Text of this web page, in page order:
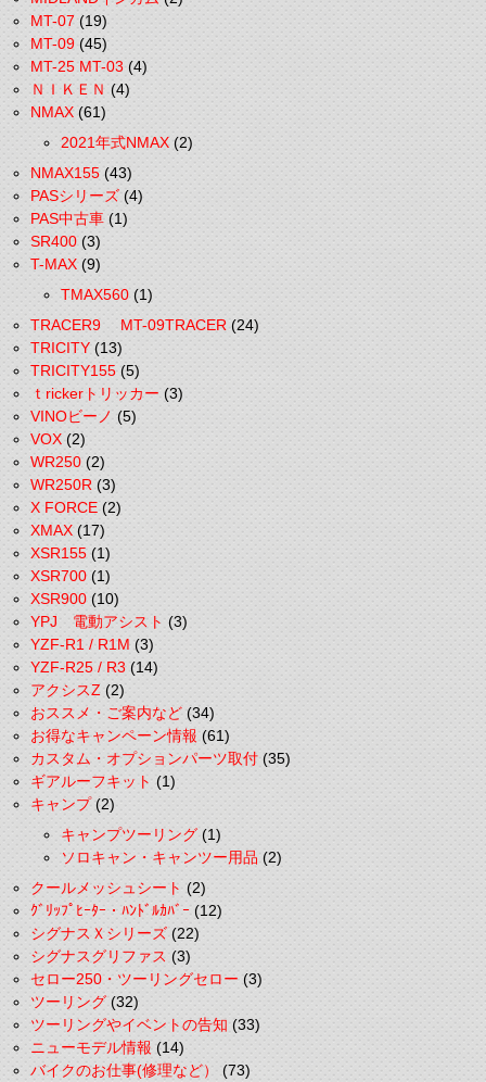
MT-07(19)
MT-09(45)
MT-25 MT-03(4)
ＮＩＫＥＮ(4)
NMAX(61)
2021年式NMAX(2)
NMAX155(43)
PASシリーズ(4)
PAS中古車(1)
SR400(3)
T-MAX(9)
TMAX560(1)
TRACER9 MT-09TRACER(24)
TRICITY(13)
TRICITY155(5)
ｔrickerトリッカー(3)
VINOビーノ(5)
VOX(2)
WR250(2)
WR250R(3)
X FORCE(2)
XMAX(17)
XSR155(1)
XSR700(1)
XSR900(10)
YPJ 電動アシスト(3)
YZF-R1 / R1M(3)
YZF-R25 / R3(14)
アクシスZ(2)
おススメ・ご案内など(34)
お得なキャンペーン情報(61)
カスタム・オプションパーツ取付(35)
ギアルーフキット(1)
キャンプ(2)
キャンプツーリング(1)
ソロキャン・キャンツー用品(2)
クールメッシュシート(2)
ｸﾞﾘｯﾌﾟﾋｰﾀｰ・ﾊﾝﾄﾞﾙｶﾊﾞｰ(12)
シグナスＸシリーズ(22)
シグナスグリファス(3)
セロー250・ツーリングセロー(3)
ツーリング(32)
ツーリングやイベントの告知(33)
ニューモデル情報(14)
バイクのお仕事(修理など）(73)